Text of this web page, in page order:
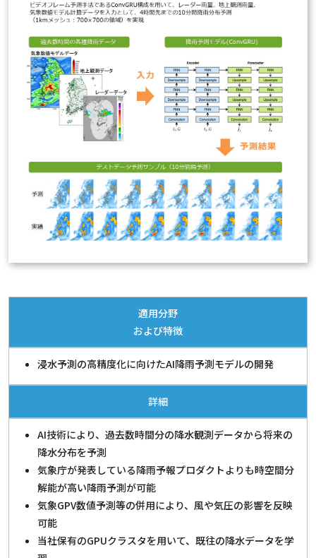
適用分野
および特徴
浸水予測の高精度化に向けたAI降雨予測モデルの開発
詳細
AI技術により、過去数時間分の降水観測データから将来の
降水分布を予測
気象庁が発表している降雨予報プロダクトよりも時空間分
解能が高い降雨予測が可能
気象GPV数値予測等の併用により、風や気圧の影響を反映
可能
当社保有のGPUクラスタを用いて、既往の降水データを学